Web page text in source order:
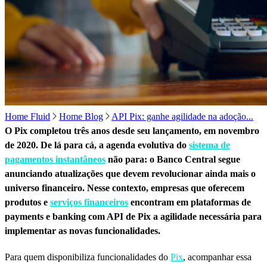
Home Fluid Home Blog
API Pix: ganhe agilidade na adoção...
O Pix completou três anos desde seu lançamento, em novembro
de 2020. De lá para cá, a agenda evolutiva do sistema de
pagamentos instantâneos não para: o Banco Central segue
anunciando atualizações que devem revolucionar ainda mais o
universo financeiro. Nesse contexto, empresas que oferecem
produtos e serviços financeiros encontram em plataformas de
payments e banking com API de Pix a agilidade necessária para
implementar as novas funcionalidades.
Para quem disponibiliza funcionalidades do Pix, acompanhar essa